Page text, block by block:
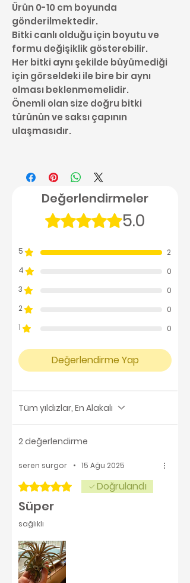
Ürün 0-10 cm boyunda
gönderilmektedir.
Bitki canlı olduğu için boyutu ve
formu değişiklik gösterebilir.
Her bitki aynı şekilde büyümediği
için görseldeki ile bire bir aynı
olması beklenmemelidir.
Önemli olan size doğru bitki
türünün ve saksı çapının
ulaşmasıdır.
Değerlendirmeler
5 üzerinden 5 yıldız5.0
5
2
4
0
3
0
2
0
1
0
Değerlendirme Yap
Tüm yıldızlar, En Alakalı
2 değerlendirme
seren surgor • 15 Ağu 2025
5 üzerinden 5 yıldızDoğrulandı
Süper
sağlıklı